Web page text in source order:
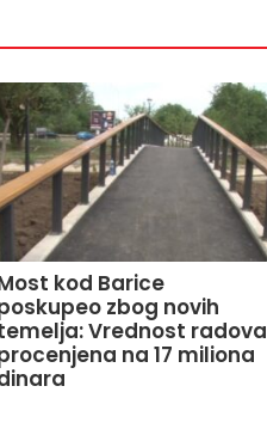
kod Barice
zbog novih
Vrednost radova
na 17 miliona